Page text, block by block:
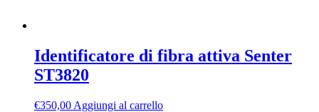
Identificatore di fibra attiva Senter
ST3820
€350,00 Aggiungi al carrello